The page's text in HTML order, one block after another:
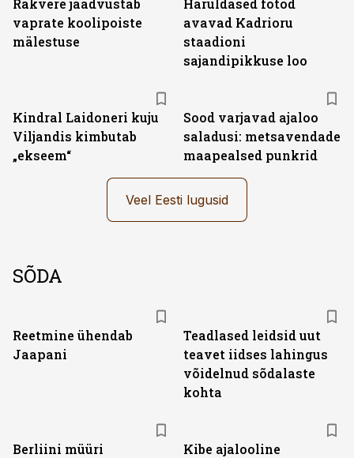
Rakvere jäädvustab
vaprate koolipoiste
mälestuse
Haruldased fotod
avavad Kadrioru
staadioni
sajandipikkuse loo
Kindral Laidoneri kuju
Viljandis kimbutab
„ekseem“
Sood varjavad ajaloo
saladusi: metsavendade
maapealsed punkrid
Veel Eesti lugusid
SÕDA
Reetmine ühendab
Jaapani
Teadlased leidsid uut
teavet iidses lahingus
võidelnud sõdalaste
kohta
Berliini müüri
Kibe ajalooline